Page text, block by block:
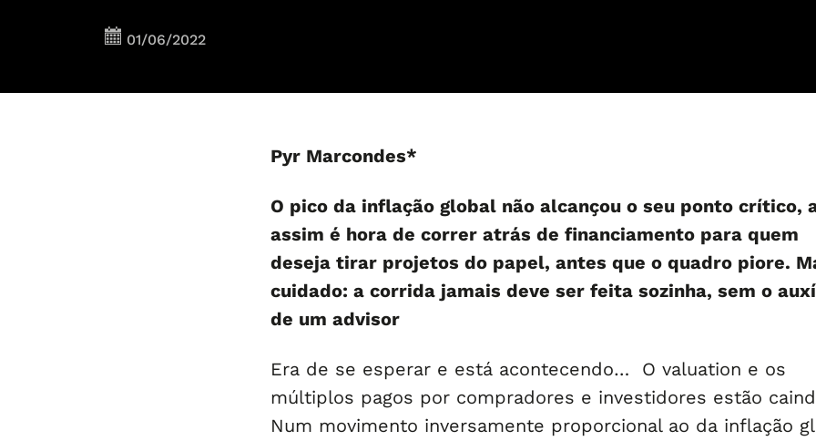
01/06/2022
Pyr Marcondes*
O pico da inflação global não alcançou o seu ponto crítico,
assim é hora de correr atrás de financiamento para quem
deseja tirar projetos do papel, antes que o quadro piore.
cuidado: a corrida jamais deve ser feita sozinha, sem o
de um advisor
Era de se esperar e está acontecendo… O valuation e os
múltiplos pagos por compradores e investidores estão
Num movimento inversamente proporcional ao da inflação